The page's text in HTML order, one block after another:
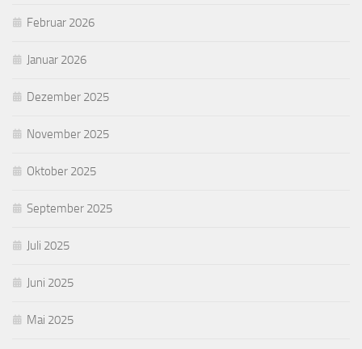
Februar 2026
Januar 2026
Dezember 2025
November 2025
Oktober 2025
September 2025
Juli 2025
Juni 2025
Mai 2025